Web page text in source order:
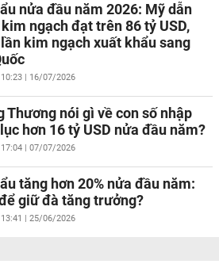
nửa đầu năm 2026: Mỹ dẫn
ngạch đạt trên 86 tỷ USD,
kim ngạch xuất khẩu sang
10:23 | 16/07/2026
Thương nói gì về con số nhập
hơn 16 tỷ USD nửa đầu năm?
17:04 | 07/07/2026
tăng hơn 20% nửa đầu năm:
giữ đà tăng trưởng?
13:41 | 25/06/2026